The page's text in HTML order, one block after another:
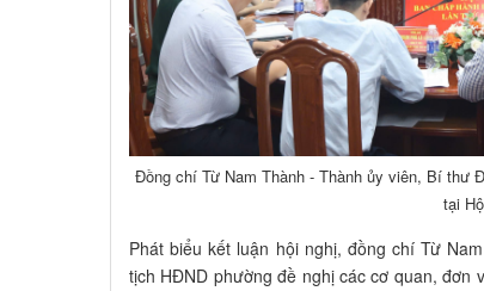
Đồng chí Từ Nam Thành - Thành ủy viên, Bí thư
tại
Phát biểu kết luận hội nghị, đồng chí Từ
tịch HĐND phường đề nghị các cơ quan, đơn